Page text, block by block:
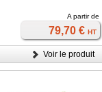
A partir de
79,70 € HT
Voir le produit